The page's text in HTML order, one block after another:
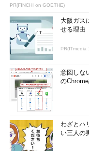
ベートグループ（
ユーザーが所属するグ
できますが、所属グルー
イマリーグループの変更
ループの変更（「-G」オ
ということがあります。
対して「 gpasswd -a
のもともとのグループ情
るグループを増やしたい
が簡単かつ安全に実行で
PR(FINCHI on GOETHE)
大阪ガス
せる理由
PR(ITmedia
意図しな
の
わざとハ
い三人の